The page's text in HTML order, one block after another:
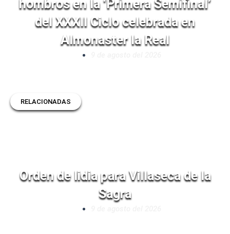
hombros en la ‘Primera Semifinal’
del XXXII Ciclo celebrada en
Almonaster la Real
RELACIONADAS
Orden de lidia para Villaseca de la
Sagra